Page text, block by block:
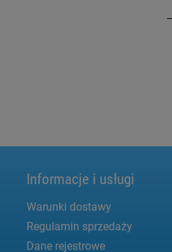
Informacje i usługi
Warunki dostawy
Regulamin sprzedaży
Dane rejestrowe